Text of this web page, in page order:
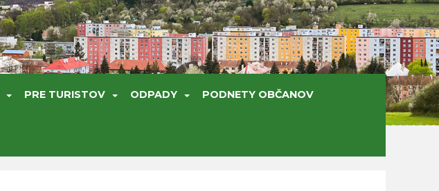
PRE TURISTOV ODPADY PODNETY OBČANOV